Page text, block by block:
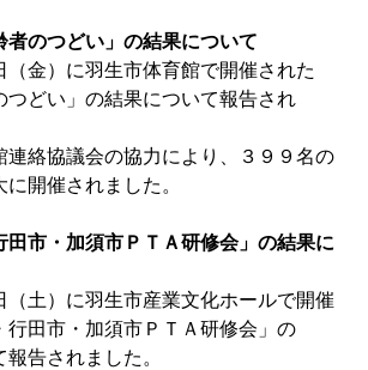
者のつどい」の結果について
金）に羽生市体育館で開催された
つどい」の結果について報告され
絡協議会の協力により、３９９名の
開催されました。
田市・加須市ＰＴＡ研修会」の結果に
土）に羽生市産業文化ホールで開催
行田市・加須市ＰＴＡ研修会」の
告されました。